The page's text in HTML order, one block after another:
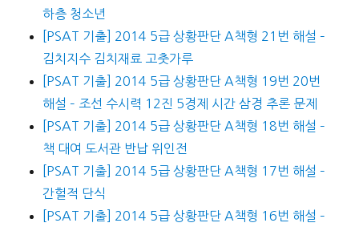
하층 청소년
[PSAT 기출] 2014 5급 상황판단 A책형 21번 해설 –
김치지수 김치재료 고춧가루
[PSAT 기출] 2014 5급 상황판단 A책형 19번 20번
해설 – 조선 수시력 12진 5경제 시간 삼경 추론 문제
[PSAT 기출] 2014 5급 상황판단 A책형 18번 해설 –
책 대여 도서관 반납 위인전
[PSAT 기출] 2014 5급 상황판단 A책형 17번 해설 –
간헐적 단식
[PSAT 기출] 2014 5급 상황판단 A책형 16번 해설 –